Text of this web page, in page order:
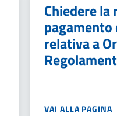
Chiedere la
pagamento
relativa a
VAI ALLA PAGINA